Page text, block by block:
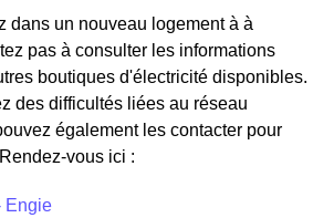
et est accessible aux habitants de
💡🏠
prix de l'électricité est multiplié par
les autres jours de l'année, le prix est
rapport au tarif normal en à Burgnac.
dans un nouveau logement à à
pas à consulter les informations
boutiques d'électricité disponibles.
des difficultés liées au réseau
également les contacter pour
vous ici :
Engie